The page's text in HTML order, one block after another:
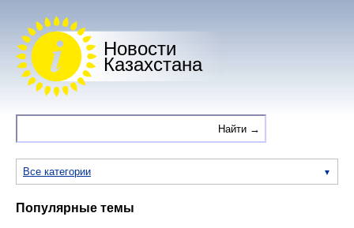
Новости
Казахстана
Все категории
Популярные темы